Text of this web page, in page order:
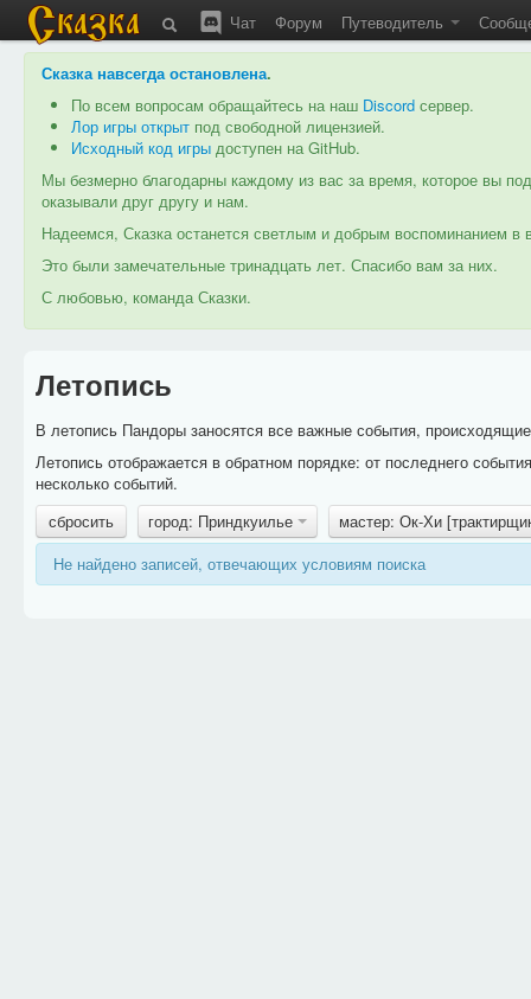
Чат Форум Путеводитель
Сказка навсегда остановлена.
По всем вопросам обращайтесь на наш Discord сервер.
Лор игры открыт под свободной лицензией.
Исходный код игры доступен на GitHub.
Мы безмерно благодарны каждому из вас за время, которое вы
оказывали друг другу и нам.
Надеемся, Сказка останется светлым и добрым воспоминанием
Это были замечательные тринадцать лет. Спасибо вам за них.
С любовью, команда Сказки.
Летопись
В летопись Пандоры заносятся все важные события,
Летопись отображается в обратном порядке: от последнего
несколько событий.
сбросить
город: Приндкуилье
мастер: Ок-Хи
Не найдено записей, отвечающих условиям поиска